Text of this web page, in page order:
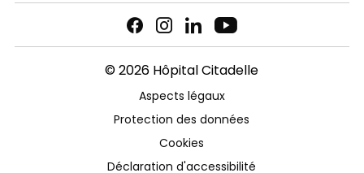
© 2026 Hôpital Citadelle
Aspects légaux
Protection des données
Cookies
Déclaration d'accessibilité